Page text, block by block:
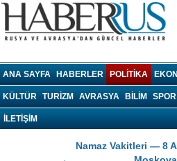
ANA SAYFA HABERLER POLITIKA
KÜLTÜR TURIZM AVRASYA BILIM SPOR
İLETİŞİM
Namaz Vakitleri — 8